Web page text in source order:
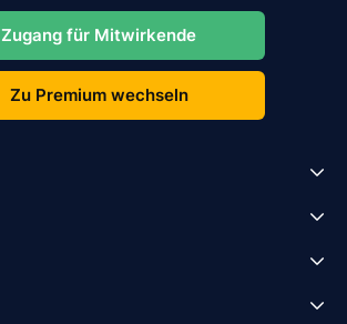
Zugang für Mitwirkende
Zu Premium wechseln